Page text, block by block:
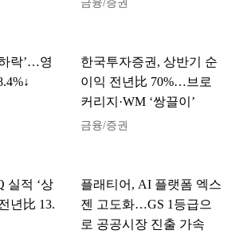
금융/증권
락’…영
한국투자증권, 상반기 순
이익 전년比 70%…브로
커리지·WM ‘쌍끌이’
금융/증권
실적 ‘상
년比 13.
플래티어, AI 플랫폼 엑스
젠 고도화…GS 1등급으
로 공공시장 진출 가속